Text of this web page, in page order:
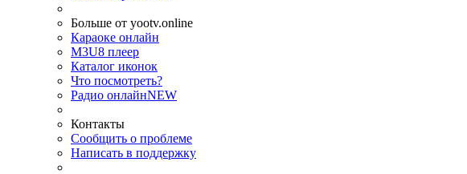
Больше от yootv.online
Караоке онлайн
M3U8 плеер
Каталог иконок
Что посмотреть?
Радио онлайнNEW
Контакты
Сообщить о проблеме
Написать в поддержку